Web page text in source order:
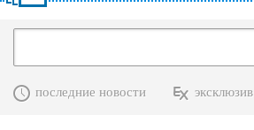
последние новости эксклюзив